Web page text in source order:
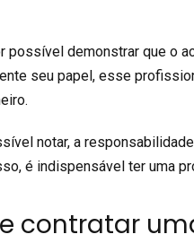
possível demonstrar que o
seu papel, esse
notar, a
é indispensável ter uma
contratar